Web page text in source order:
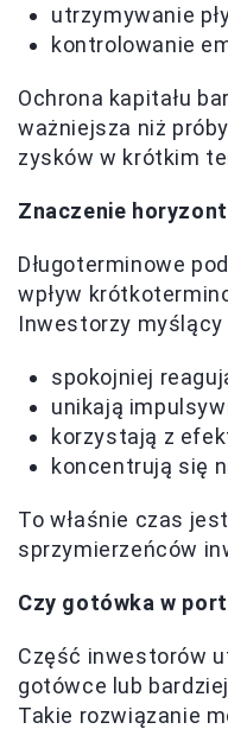
utrzymywanie
kontrolowanie
Ochrona kapitału
ważniejsza niż
zysków w krótkim
Znaczenie
Długoterminowe
wpływ
Inwestorzy myślący
spokojniej
unikają
korzystają z
koncentrują się
To właśnie czas
sprzymierzeńców
Czy gotówka w
Część inwestorów
gotówce lub
Takie rozwiązanie